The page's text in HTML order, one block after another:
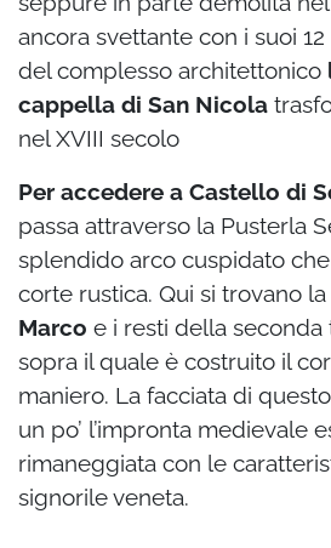
ancora svettante con i suoi
del complesso architettonico
cappella di San Nicola
nel XVIII secolo
Per accedere a Castello di
passa attraverso la Pusterla
splendido arco cuspidato
corte rustica. Qui si trovano la
Marco e i resti della seconda
sopra il quale è costruito il
maniero. La facciata di
un po’ l’impronta medievale
rimaneggiata con le
signorile veneta.